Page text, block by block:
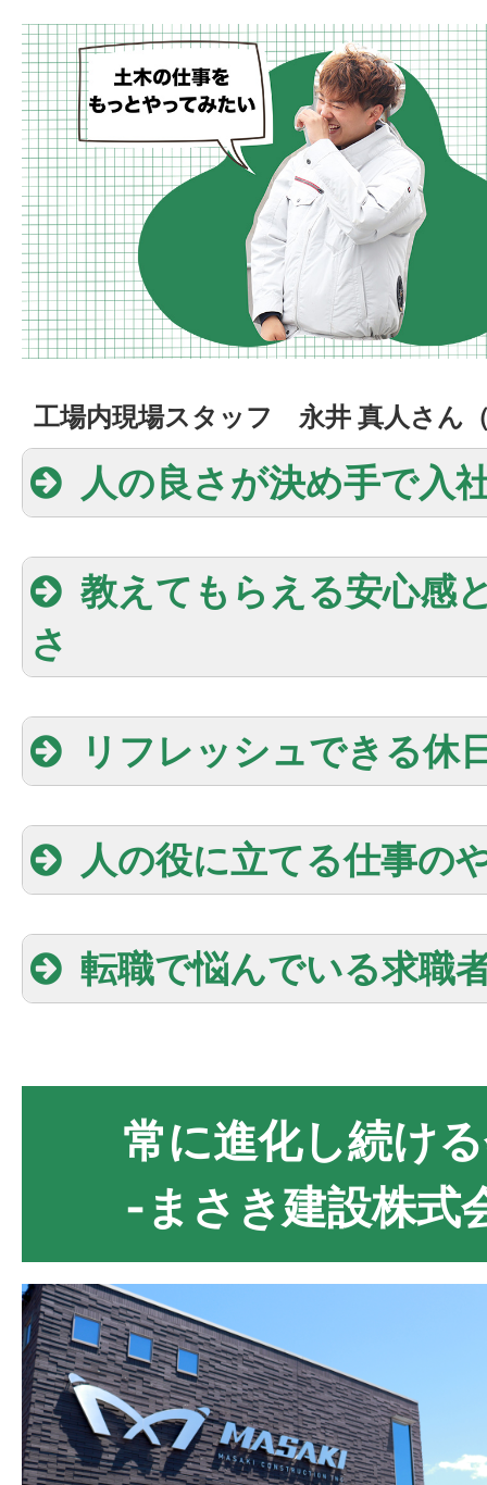
工場内現場スタッフ 永井 真人さん
人の良さが決め手で入
教えてもらえる安心感
さ
リフレッシュできる休
人の役に立てる仕事の
転職で悩んでいる求職
常に進化し続け
-まさき建設株式